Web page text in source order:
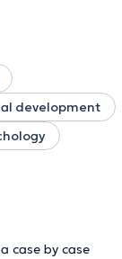
development
case by case